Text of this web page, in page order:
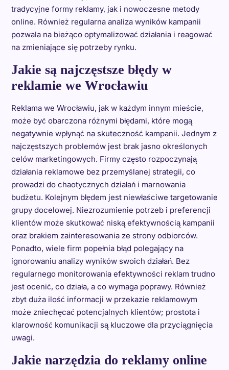
tradycyjne formy reklamy, jak i nowoczesne metody
online. Również regularna analiza wyników kampanii
pozwala na bieżąco optymalizować działania i reagować
na zmieniające się potrzeby rynku.
Jakie są najczęstsze błędy w
reklamie we Wrocławiu
Reklama we Wrocławiu, jak w każdym innym mieście,
może być obarczona różnymi błędami, które mogą
negatywnie wpłynąć na skuteczność kampanii. Jednym z
najczęstszych problemów jest brak jasno określonych
celów marketingowych. Firmy często rozpoczynają
działania reklamowe bez przemyślanej strategii, co
prowadzi do chaotycznych działań i marnowania
budżetu. Kolejnym błędem jest niewłaściwe targetowanie
grupy docelowej. Niezrozumienie potrzeb i preferencji
klientów może skutkować niską efektywnością kampanii
oraz brakiem zainteresowania ze strony odbiorców.
Ponadto, wiele firm popełnia błąd polegający na
ignorowaniu analizy wyników swoich działań. Bez
regularnego monitorowania efektywności reklam trudno
jest ocenić, co działa, a co wymaga poprawy. Również
zbyt duża ilość informacji w przekazie reklamowym
może zniechęcać potencjalnych klientów; prostota i
klarowność komunikacji są kluczowe dla przyciągnięcia
uwagi.
Jakie narzędzia do reklamy online